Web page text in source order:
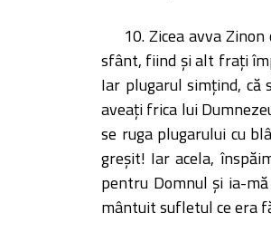
10. Zicea avva
sfânt, fiind şi alt fraţi
Iar plugarul simţind, că
aveaţi frica lui
se ruga plugarului cu
greşit! Iar acela,
pentru Domnul şi ia-
mântuit sufletul ce era